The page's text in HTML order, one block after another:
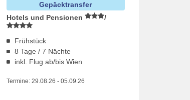
Gepäcktransfer
Hotels und Pensionen
/
Frühstück
8 Tage / 7 Nächte
inkl. Flug ab/bis Wien
Termine: 29.08.26 - 05.09.26